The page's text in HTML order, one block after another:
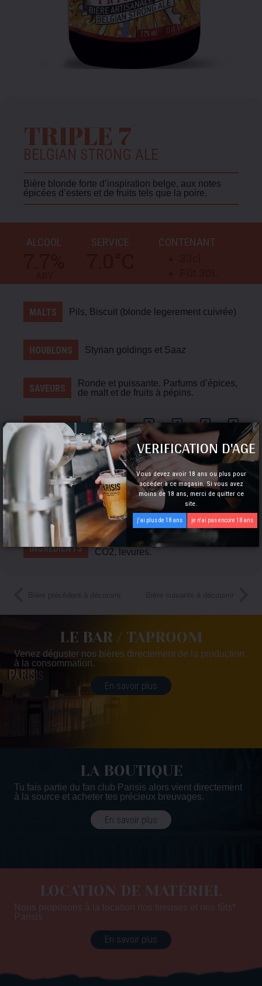
TRIPLE 7
BELGIAN STRONG ALE
Bière blonde forte d’inspiration belge, aux notes
épicées d’esters et de fruits tels que la poire.
ALCOOL SERVICE CONTENANT
MALTS Pils, Biscuit (blonde legerement cuivrée)
HOUBLONS Styrian goldings et Saaz
SAVEURS
Ronde et puissante. Parfums d’épices,
de malt et de fruits à pépins.
AMERTUME
25 IBU. Amertume modérement persistante.
COULEUR
INGRÉDIENTS eau, malt d’ orge, sucre, houblons,
CO2, levures.
LE BAR / TAPROOM
Venez déguster nos bières directement de la production
à la consommation.
En savoir plus
LA BOUTIQUE
Tu fais partie du fan club Parisis alors vient directement
à la source et acheter tes précieux breuvages.
En savoir plus
LOCATION DE MATÉRIEL
Nous proposons à la location nos tireuses et nos fûts*
Parisis
En savoir plus
VERIFICATION D'AGE
Vous devez avoir 18 ans ou plus pour
accéder à ce magasin. Si vous avez
moins de 18 ans, merci de quitter ce
site.
j'ai plus de 18 ans je n'ai pas encore 18 ans